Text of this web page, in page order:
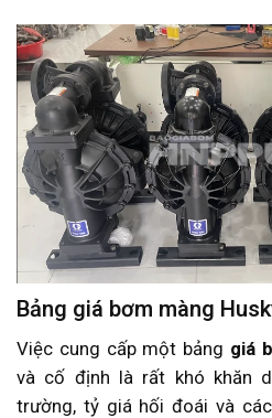
Bảng giá bơm màng
Việc cung cấp một bảng giá
và cố định là rất khó khăn
trường, tỷ giá hối đoái và